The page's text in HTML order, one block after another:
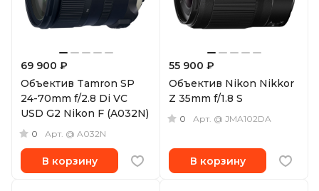
69 900 ₽
Объектив Tamron SP
24-70mm f/2.8 Di VC
USD G2 Nikon F (A032N)
0 Арт. @ A032N
В корзину
55 900 ₽
Объектив Nikon Nikkor
Z 35mm f/1.8 S
0 Арт. @ JMA102DA
В корзину